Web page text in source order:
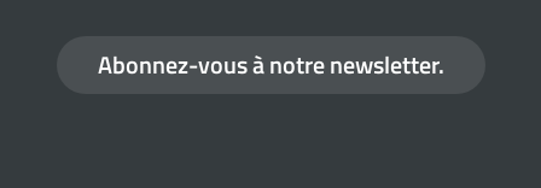
Abonnez-vous à notre newsletter.